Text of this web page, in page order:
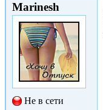
Marinesh
Не в сети